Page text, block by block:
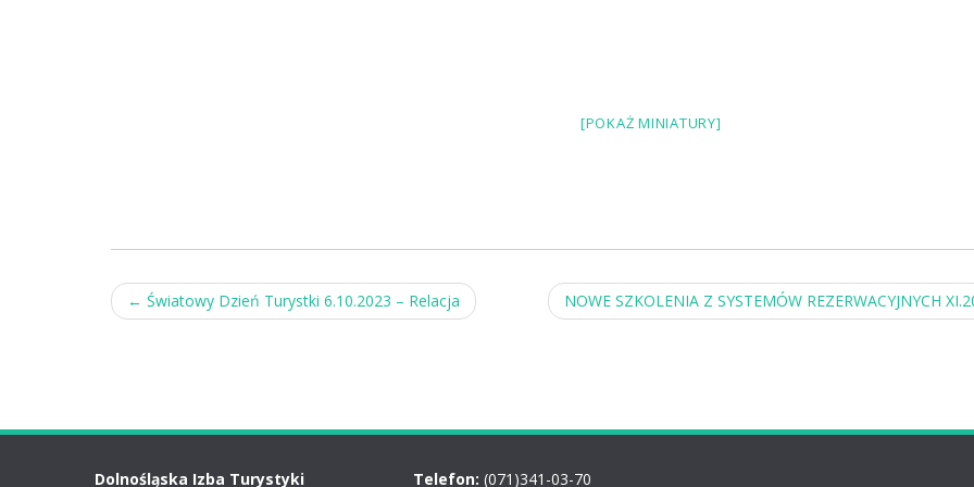
[POKAŻ MINIATURY]
Post
← Światowy Dzień Turystki 6.10.2023 – Relacja NOWE SZKOLENIA Z SYSTEMÓW REZERWACYJNYCH
Dolnośląska Izba Turystyki Telefon: (071)341-03-70